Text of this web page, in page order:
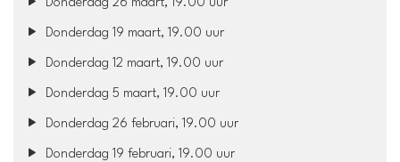
Donderdag 26 maart, 19.00 uur
Donderdag 19 maart, 19.00 uur
Donderdag 12 maart, 19.00 uur
Donderdag 5 maart, 19.00 uur
Donderdag 26 februari, 19.00 uur
Donderdag 19 februari, 19.00 uur